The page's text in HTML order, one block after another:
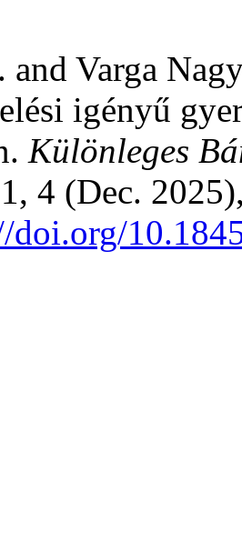
and Varga
igényű
Különleges
4 (Dec.
doi.org/